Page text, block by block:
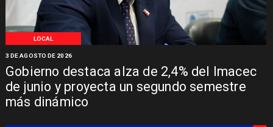
LOCAL
Gobierno destaca alza de 2,4% del Imacec
de junio y proyecta un segundo semestre
más dinámico
3 DE AGOSTO DE 2026